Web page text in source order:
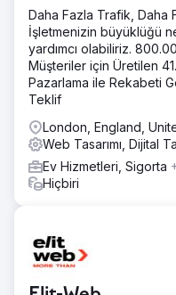
Daha Fazla Trafik, Daha
İşletmenizin büyüklüğü
yardımcı olabiliriz.
Müşteriler için Üretilen
Pazarlama ile Rekabeti
Teklif
London, England,
Web Tasarımı, Dijital
Ev Hizmetleri, Sigorta
Hiçbiri